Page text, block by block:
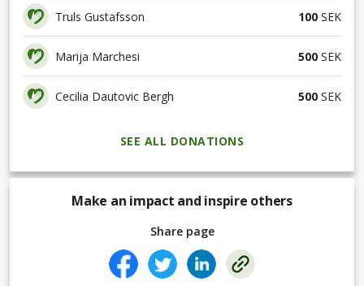
Truls Gustafsson 100 SEK
Marija Marchesi 500 SEK
Cecilia Dautovic Bergh 500 SEK
SEE ALL DONATIONS
Make an impact and inspire others
Share page